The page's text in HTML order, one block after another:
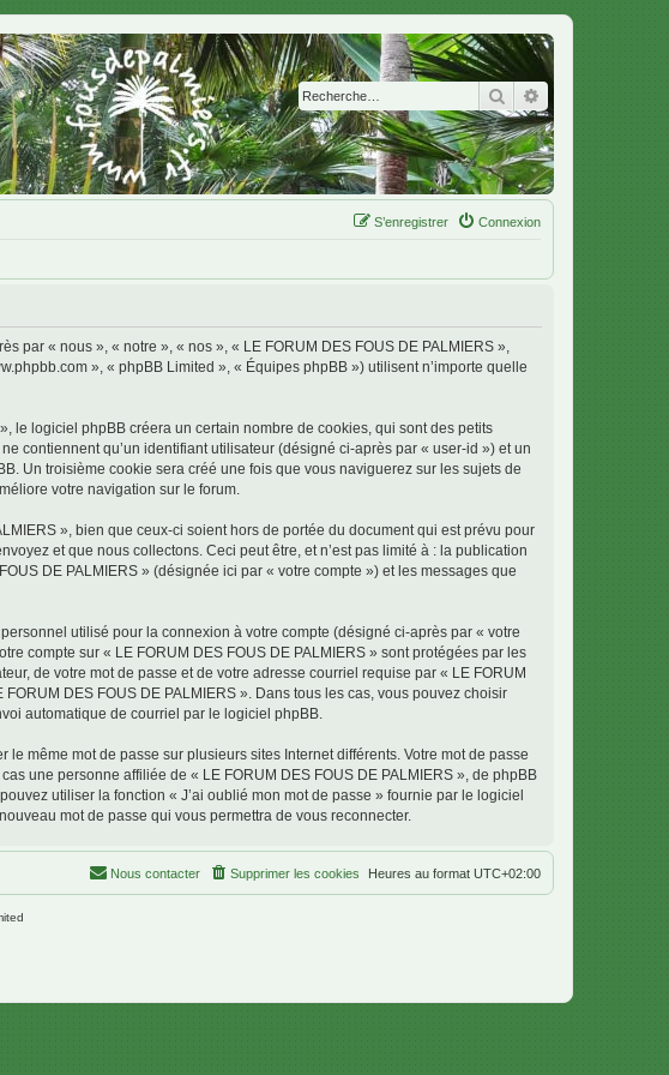
Rechercher
Connexion
S’enregistrer
par « nous », « notre », « nos », « LE FORUM DES FOUS DE PALMIERS »,
», « phpBB Limited », « Équipes phpBB ») utilisent n’importe quelle
le logiciel phpBB créera un certain nombre de cookies, qui sont des petits
contiennent qu’un identifiant utilisateur (désigné ci-après par « user-id ») et un
Un troisième cookie sera créé une fois que vous naviguerez sur les sujets de
votre navigation sur le forum.
», bien que ceux-ci soient hors de portée du document qui est prévu pour
et que nous collectons. Ceci peut être, et n’est pas limité à : la publication
DE PALMIERS » (désignée ici par « votre compte ») et les messages que
utilisé pour la connexion à votre compte (désigné ci-après par « votre
compte sur « LE FORUM DES FOUS DE PALMIERS » sont protégées par les
de votre mot de passe et de votre adresse courriel requise par « LE FORUM
DES FOUS DE PALMIERS ». Dans tous les cas, vous pouvez choisir
automatique de courriel par le logiciel phpBB.
même mot de passe sur plusieurs sites Internet différents. Votre mot de passe
une personne affiliée de « LE FORUM DES FOUS DE PALMIERS », de phpBB
utiliser la fonction « J’ai oublié mon mot de passe » fournie par le logiciel
mot de passe qui vous permettra de vous reconnecter.
Heures au format UTC+02:00
Supprimer les cookies
Nous contacter